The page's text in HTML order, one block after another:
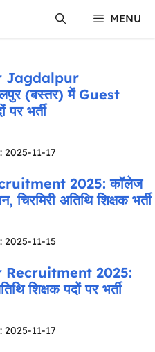
MENU
Jagdalpur
(बस्तर) में Guest
भर्ती
11-17
2025: कॉलेज
अतिथि शिक्षक भर्ती
11-15
Recruitment 2025:
शिक्षक पदों पर भर्ती
11-17